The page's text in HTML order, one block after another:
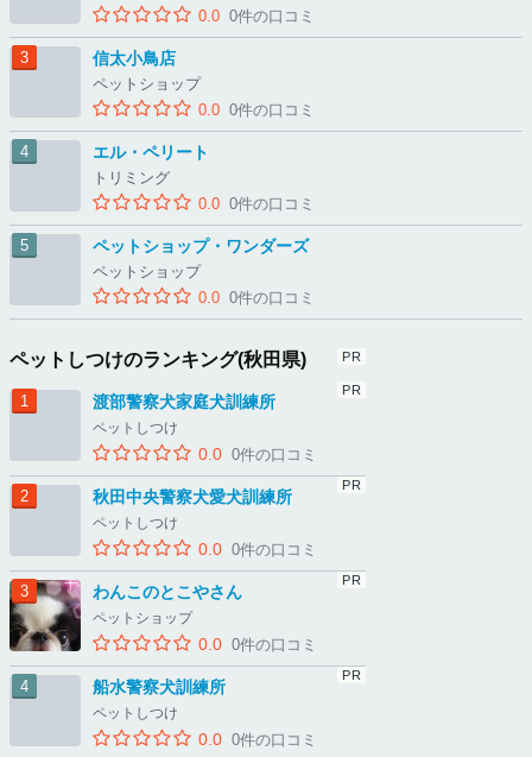
0.0 0件の口コミ
信太小鳥店
ペットショップ
0.0 0件の口コミ
エル・ペリート
トリミング
0.0 0件の口コミ
ペットショップ・ワンダーズ
ペットショップ
0.0 0件の口コミ
ペットしつけのランキング(秋田県)
渡部警察犬家庭犬訓練所
ペットしつけ
0.0 0件の口コミ
秋田中央警察犬愛犬訓練所
ペットしつけ
0.0 0件の口コミ
わんこのとこやさん
ペットショップ
0.0 0件の口コミ
船水警察犬訓練所
ペットしつけ
0.0 0件の口コミ